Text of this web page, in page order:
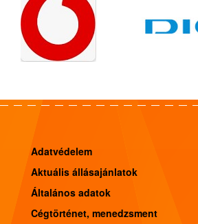
Adatvédelem
Aktuális állásajánlatok
Általános adatok
Cégtörténet, menedzsment